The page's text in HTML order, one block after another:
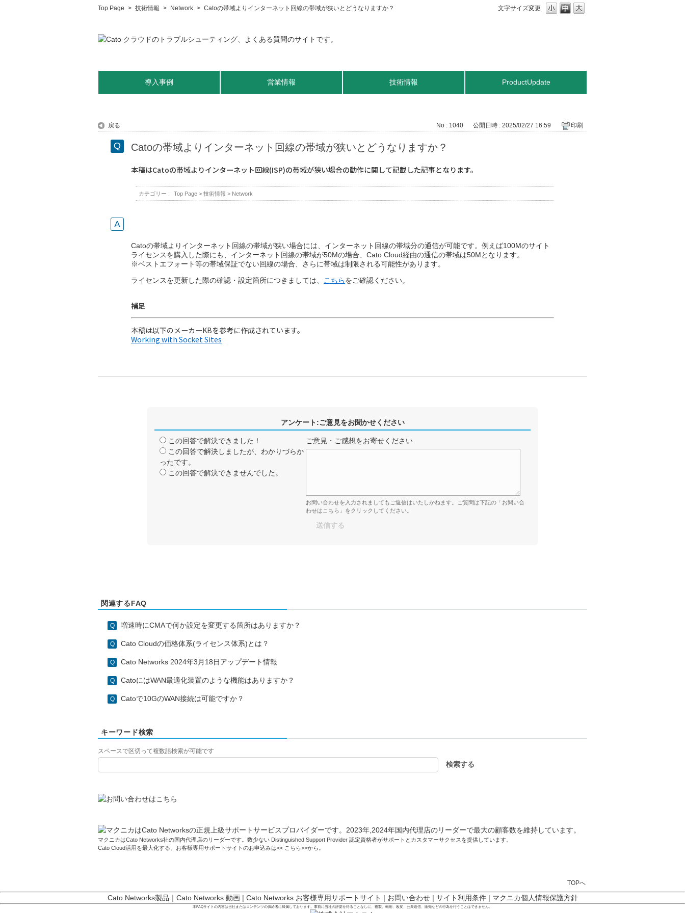
文字サイズ変更
Top Page > 技術情報 > Network > Catoの帯域よりインターネット回線の帯域が狭いとどうなりますか？
導入事例 営業情報 技術情報 ProductUpdate
戻る No : 1040 公開日時 : 2025/02/27 16:59 印刷
Catoの帯域よりインターネット回線の帯域が狭いとどうなりますか？
本稿はCatoの帯域よりインターネット回線(ISP)の帯域が狭い場合の動作に関して記載した記事となります。
カテゴリー : Top Page > 技術情報 > Network
Catoの帯域よりインターネット回線の帯域が狭い場合には、インターネット回線の帯域分の通信が可能です。例えば100Mのサイト
ライセンスを購入した際にも、インターネット回線の帯域が50Mの場合、Cato Cloud経由の通信の帯域は50Mとなります。
※ベストエフォート等の帯域保証でない回線の場合、さらに帯域は制限される可能性があります。
ライセンスを更新した際の確認・設定箇所につきましては、 こちらをご確認ください。
補足
本稿は以下のメーカーKBを参考に作成されています。
Working with Socket Sites
アンケート:ご意見をお聞かせください
この回答で解決できました！
この回答で解決しましたが、わかりづらか
ったです。
この回答で解決できませんでした。
ご意見・ご感想をお寄せください
お問い合わせを入力されましてもご返信はいたしかねます。ご質問は下記の「お問い合
わせはこちら」をクリックしてください。
関連するFAQ
増速時にCMAで何か設定を変更する箇所はありますか？
Cato Cloudの価格体系(ライセンス体系)とは？
Cato Networks 2024年3月18日アップデート情報
CatoにはWAN最適化装置のような機能はありますか？
Catoで10GのWAN接続は可能ですか？
キーワード検索
スペースで区切って複数語検索が可能です
マクニカはCato Networks社の国内代理店のリーダーです。数少ない Distinguished Support Provider 認定資格者がサポートとカスタマーサクセスを提供しています。
Cato Cloud活用を最大化する、お客様専用サポートサイトのお申込みは<< こちら>>から。
TOPへ
Cato Networks製品 ｜ Cato Networks 動画| Cato Networks お客様専用サポートサイト | お問い合わせ| サイト利用条件| マクニカ個人情報保護方針
本FAQサイトの内容は当社またはコンテンツの供給者に帰属しております。事前に当社の許諾を得ることなしに、複製、転用、改変、公衆送信、販売などの行為を行うことはできません。